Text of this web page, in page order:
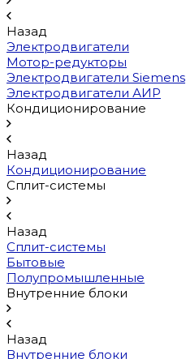
Назад
Электродвигатели
Мотор-редукторы
Электродвигатели Siemens
Электродвигатели АИР
Кондиционирование
Назад
Кондиционирование
Сплит-системы
Назад
Сплит-системы
Бытовые
Полупромышленные
Внутренние блоки
Назад
Внутренние блоки